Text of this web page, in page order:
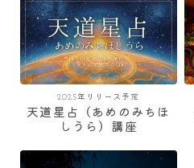
2025年リリース予定
天道星占（あめのみちほ
しうら）講座